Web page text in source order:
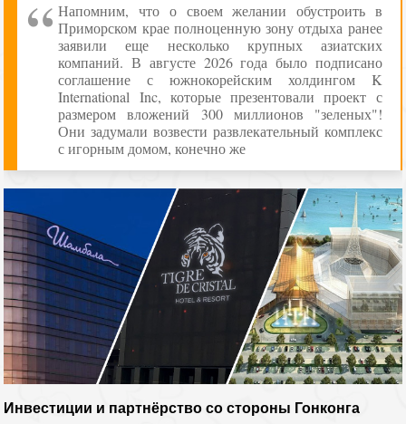
Напомним, что о своем желании обустроить в
Приморском крае полноценную зону отдыха ранее
заявили еще несколько крупных азиатских
компаний. В августе 2026 года было подписано
соглашение с южнокорейским холдингом K
International Inc, которые презентовали проект с
размером вложений 300 миллионов "зеленых"!
Они задумали возвести развлекательный комплекс
с игорным домом, конечно же
Инвестиции и партнёрство со стороны Гонконга